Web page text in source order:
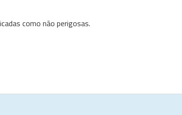
como não perigosas.